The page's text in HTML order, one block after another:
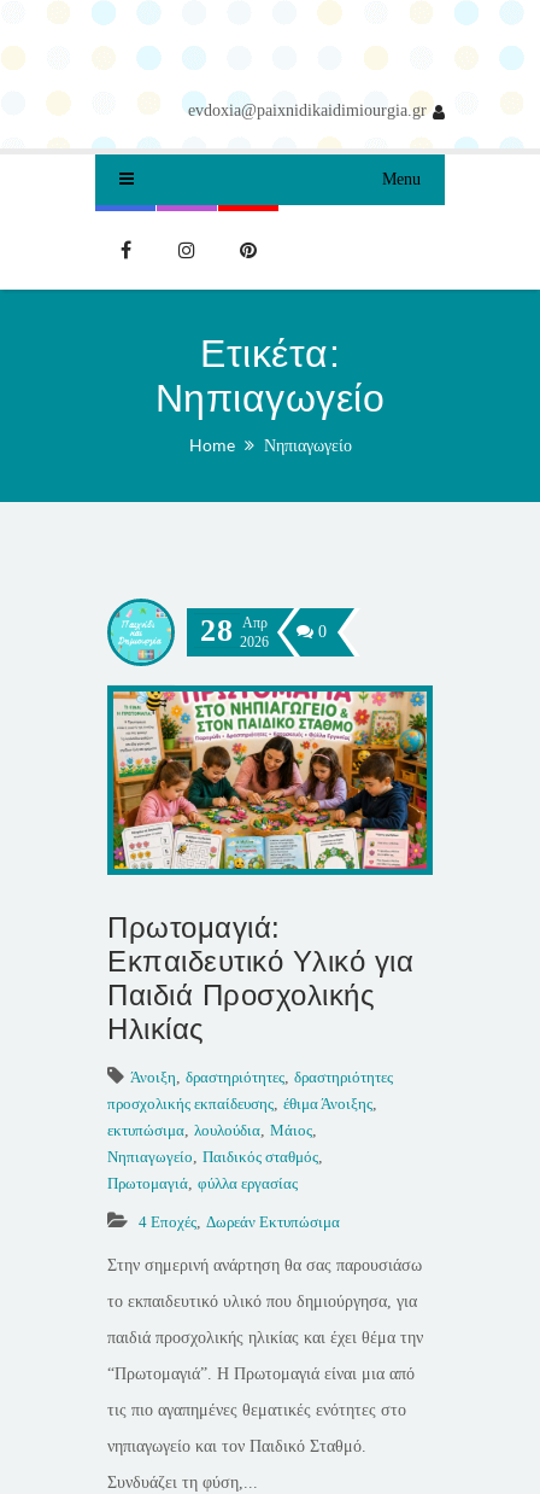
evdoxia@paixnidikaidimiourgia.gr
Menu
Ετικέτα:
Νηπιαγωγείο
Home Νηπιαγωγείο
28 Απρ
2026
0
Πρωτομαγιά:
Εκπαιδευτικό Υλικό για
Παιδιά Προσχολικής
Ηλικίας
Άνοιξη, δραστηριότητες, δραστηριότητες
προσχολικής εκπαίδευσης, έθιμα Άνοιξης,
εκτυπώσιμα, λουλούδια, Μάιος,
Νηπιαγωγείο, Παιδικός σταθμός,
Πρωτομαγιά, φύλλα εργασίας
4 Εποχές, Δωρεάν Εκτυπώσιμα
Στην σημερινή ανάρτηση θα σας παρουσιάσω
το εκπαιδευτικό υλικό που δημιούργησα, για
παιδιά προσχολικής ηλικίας και έχει θέμα την
“Πρωτομαγιά”. Η Πρωτομαγιά είναι μια από
τις πιο αγαπημένες θεματικές ενότητες στο
νηπιαγωγείο και τον Παιδικό Σταθμό.
Συνδυάζει τη φύση,...